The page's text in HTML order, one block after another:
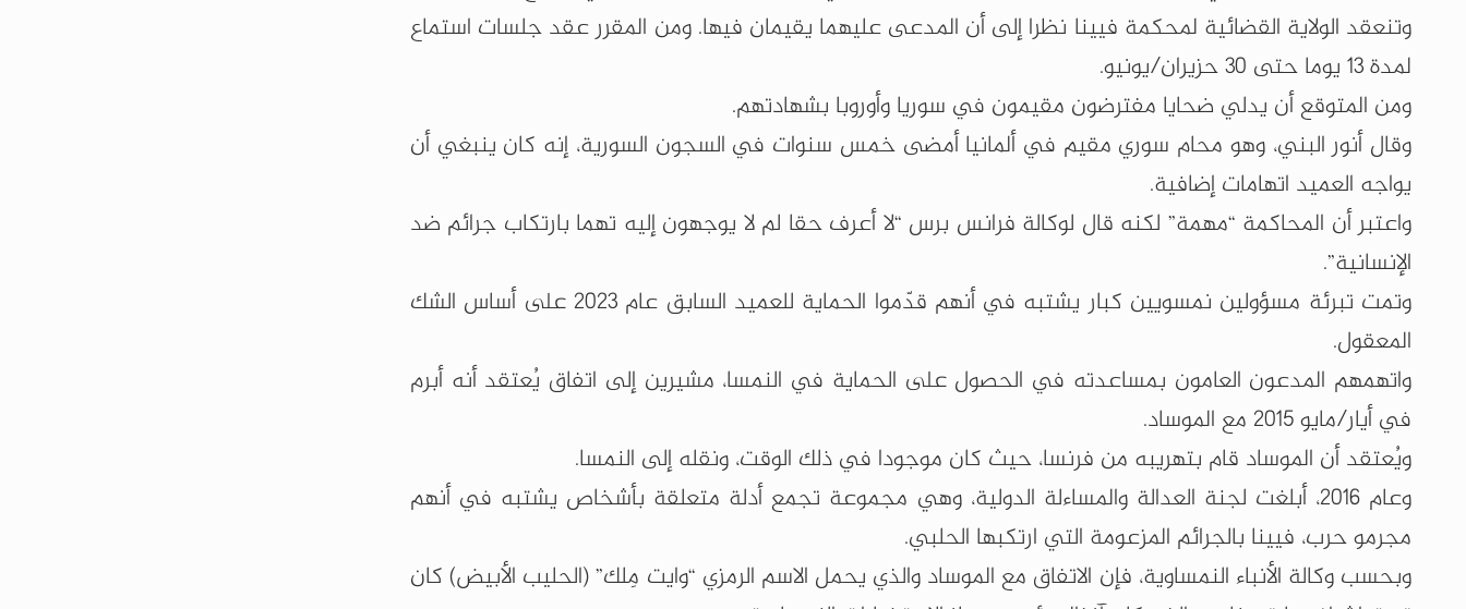
وتنعقد الولاية القضائية لمحكمة فيينا نظرا إلى أن المدعى عليهما يقيمان فيها. ومن المقرر عقد جلسات استماع
لمدة 13 يوما حتى 30 حزيران/يونيو.
ومن المتوقع أن يدلي ضحايا مفترضون مقيمون في سوريا وأوروبا بشهادتهم.
وقال أنور البني، وهو محام سوري مقيم في ألمانيا أمضى خمس سنوات في السجون السورية، إنه كان ينبغي أن
يواجه العميد اتهامات إضافية.
واعتبر أن المحاكمة “مهمة” لكنه قال لوكالة فرانس برس “لا أعرف حقا لم لا يوجهون إليه تهما بارتكاب جرائم ضد
الإنسانية”.
وتمت تبرئة مسؤولين نمسويين كبار يشتبه في أنهم قدّموا الحماية للعميد السابق عام 2023 على أساس الشك
المعقول.
واتهمهم المدعون العامون بمساعدته في الحصول على الحماية في النمسا، مشيرين إلى اتفاق يُعتقد أنه أبرم
في أيار/مايو 2015 مع الموساد.
ويُعتقد أن الموساد قام بتهريبه من فرنسا، حيث كان موجودا في ذلك الوقت، ونقله إلى النمسا.
وعام 2016، أبلغت لجنة العدالة والمساءلة الدولية، وهي مجموعة تجمع أدلة متعلقة بأشخاص يشتبه في أنهم
مجرمو حرب، فيينا بالجرائم المزعومة التي ارتكبها الحلبي.
وبحسب وكالة الأنباء النمساوية، فإن الاتفاق مع الموساد والذي يحمل الاسم الرمزي “وايت مِلك” (الحليب الأبيض) كان